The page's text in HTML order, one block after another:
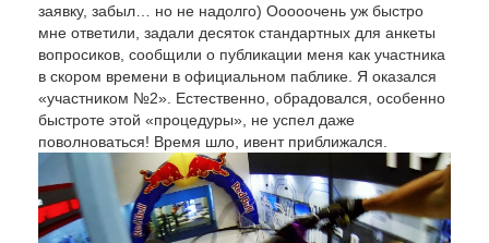
заявку, забыл… но не надолго) Ооооочень уж быстро
мне ответили, задали десяток стандартных для анкеты
вопросиков, сообщили о публикации меня как участника
в скором времени в официальном паблике. Я оказался
«участником №2». Естественно, обрадовался, особенно
быстроте этой «процедуры», не успел даже
поволноваться! Время шло, ивент приближался.